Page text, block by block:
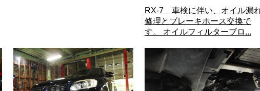
RX-7 車検に伴い、オイル漏
修理とブレーキホース交換で
す。 オイルフィルターブロ...